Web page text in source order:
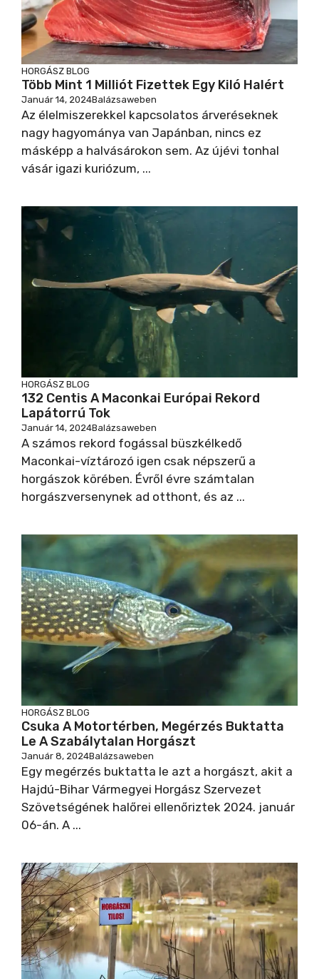
HORGÁSZ BLOG
Több Mint 1 Milliót Fizettek Egy Kiló Halért
Január 14, 2024Balázsaweben
Az élelmiszerekkel kapcsolatos árveréseknek
nagy hagyománya van Japánban, nincs ez
másképp a halvásárokon sem. Az újévi tonhal
vásár igazi kuriózum, ...
HORGÁSZ BLOG
132 Centis A Maconkai Európai Rekord
Lapátorrú Tok
Január 14, 2024Balázsaweben
A számos rekord fogással büszkélkedő
Maconkai-víztározó igen csak népszerű a
horgászok körében. Évről évre számtalan
horgászversenynek ad otthont, és az ...
HORGÁSZ BLOG
Csuka A Motortérben, Megérzés Buktatta
Le A Szabálytalan Horgászt
Január 8, 2024Balázsaweben
Egy megérzés buktatta le azt a horgászt, akit a
Hajdú-Bihar Vármegyei Horgász Szervezet
Szövetségének halőrei ellenőriztek 2024. január
06-án. A ...